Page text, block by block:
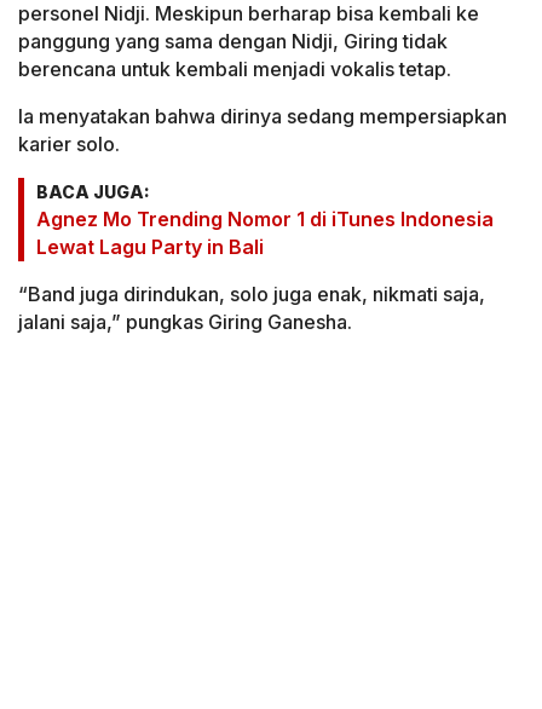
personel Nidji. Meskipun berharap bisa kembali ke
panggung yang sama dengan Nidji, Giring tidak
berencana untuk kembali menjadi vokalis tetap.
Ia menyatakan bahwa dirinya sedang mempersiapkan
karier solo.
BACA JUGA:
Agnez Mo Trending Nomor 1 di iTunes Indonesia
Lewat Lagu Party in Bali
“Band juga dirindukan, solo juga enak, nikmati saja,
jalani saja,” pungkas Giring Ganesha.